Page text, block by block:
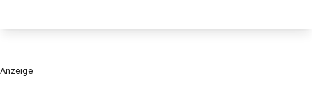
Anzeige